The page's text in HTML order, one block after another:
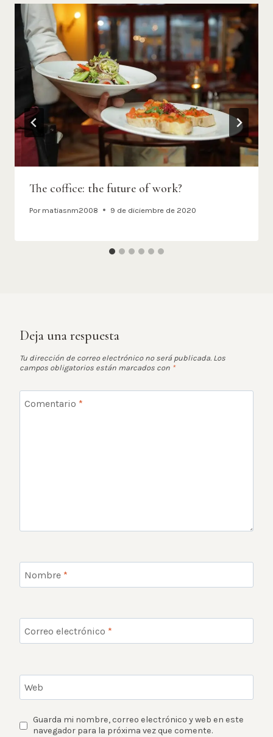
The coffice: the future of work?
Por matiasnm2008 9 de diciembre de 2020
Deja una respuesta
Tu dirección de correo electrónico no será publicada. Los
campos obligatorios están marcados con *
Comentario *
Nombre *
Correo electrónico *
Web
Guarda mi nombre, correo electrónico y web en este
navegador para la próxima vez que comente.